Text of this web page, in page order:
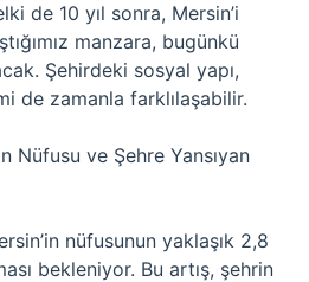
de 10 yıl sonra, Mersin’i
manzara, bugünkü
Şehirdeki sosyal yapı,
de zamanla farklılaşabilir.
Nüfusu ve Şehre Yansıyan
nüfusunun yaklaşık 2,8
bekleniyor. Bu artış, şehrin